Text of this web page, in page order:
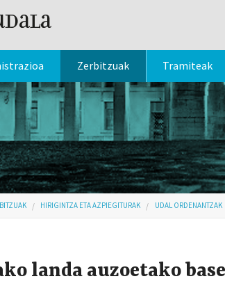
Zerbitzuak Tramiteak
zaude
HIRIGINTZA ETA AZPIEGITURAK UDAL ORDENANTZAK
landa auzoetako